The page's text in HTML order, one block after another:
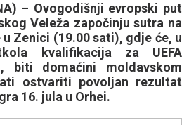
– Ovogodišnji evropski put
Veleža započinju sutra na
Zenici (19.00 sati), gdje će, u
kvalifikacija za UEFA
biti domaćini moldavskom
ostvariti povoljan rezultat
16. jula u Orhei.